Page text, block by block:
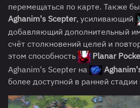
перемещаться по карте. Также
Aghanim's Scepter, усиливающий
добавляющий дополнительный
счёт столкновений целей и
этом способность
Planar
Aghanim's Scepter на
более доступной в ранней стадии